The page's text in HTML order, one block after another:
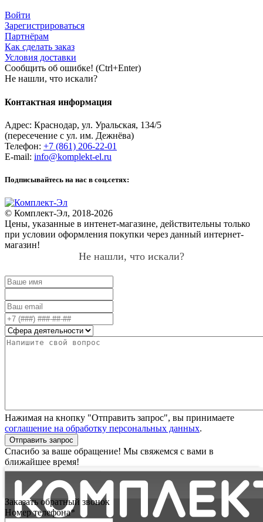
Войти
Зарегистрироваться
Партнёрам
Как сделать заказ
Условия доставки
Сообщить об ошибке! (Ctrl+Enter)
Не нашли, что искали?
Контактная информация
Адрес: Краснодар, ул. Уральская, 134/5
(пересечение с ул. им. Дежнёва)
Телефон: +7 (861) 206-22-01
E-mail: info@komplekt-el.ru
Подписывайтесь на нас в соц.сетях:
© Комплект-Эл, 2018-2026
Цены, указанные в интенет-магазине, действительны только
при условии оформления покупки через данный интернет-
магазин!
Не нашли, что искали?
Нажимая на кнопку "Отправить запрос", вы принимаете
соглашение на обработку персональных данных.
Отправить запрос
Спасибо за ваше обращение! Мы свяжемся с вами в
ближайшее время!
Заказать обратный звонок
Номер телефона*